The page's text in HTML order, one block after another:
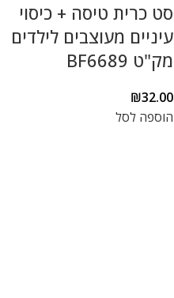
סט כרית טיסה + כיסוי
עיניים מעוצבים לילדים
מק"ט BF6689
₪32.00
הוספה לסל